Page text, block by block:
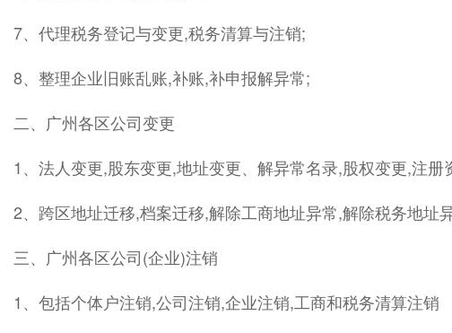
7、代理税务登记与变更,税务清算与注销;
8、整理企业旧账乱账,补账,补申报解异常;
二、广州各区公司变更
1、法人变更,股东变更,地址变更、解异常名录,股权变更,注
2、跨区地址迁移,档案迁移,解除工商地址异常,解除税务地址异
三、广州各区公司(企业)注销
1、包括个体户注销,公司注销,企业注销,工商和税务清算注销